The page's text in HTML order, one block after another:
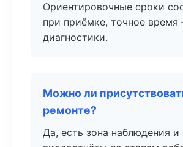
Ориентировочные сроки
при приёмке, точное
диагностики.
Можно ли
ремонте?
Да, есть зона наблюдения